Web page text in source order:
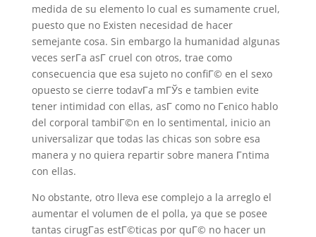
medida de su elemento lo cual es sumamente cruel,
puesto que no Existen necesidad de hacer
semejante cosa. Sin embargo la humanidad algunas
veces serГ­a asГ­ cruel con otros, trae como
consecuencia que esa sujeto no confiГ© en el sexo
opuesto se cierre todavГ­a mГЎs e tambien evite
tener intimidad con ellas, asГ­ como no Гєnico hablo
del corporal tambiГ©n en lo sentimental, inicio an
universalizar que todas las chicas son sobre esa
manera y no quiera repartir sobre manera Г­ntima
con ellas.
No obstante, otro lleva ese complejo a la arreglo el
aumentar el volumen de el polla, ya que se posee
tantas cirugГ­as estГ©ticas por quГ© no hacer un